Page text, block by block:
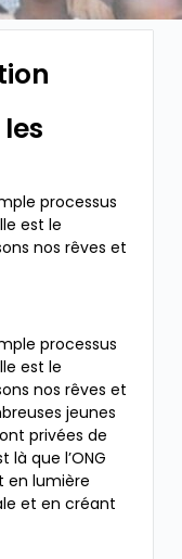
processus
est le
nos rêves et
processus
est le
nos rêves et
jeunes
privées de
que l’ONG
en lumière
et en créant